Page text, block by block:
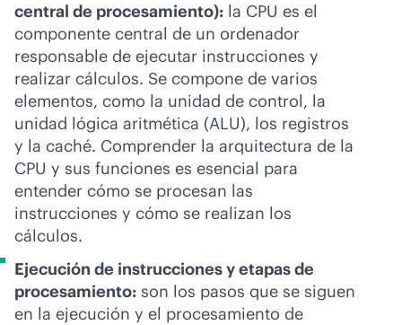
central de procesamiento): la CPU es el
componente central de un ordenador
responsable de ejecutar instrucciones y
realizar cálculos. Se compone de varios
elementos, como la unidad de control, la
unidad lógica aritmética (ALU), los registros
y la caché. Comprender la arquitectura de la
CPU y sus funciones es esencial para
entender cómo se procesan las
instrucciones y cómo se realizan los
cálculos.
Ejecución de instrucciones y etapas de
procesamiento: son los pasos que se siguen
en la ejecución y el procesamiento de